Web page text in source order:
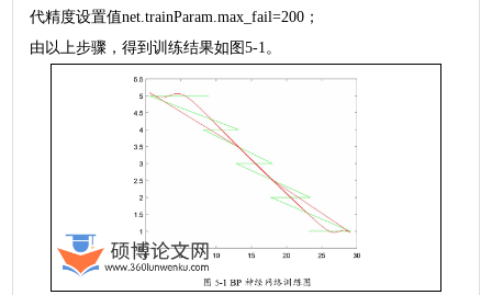
代精度设置值net.trainParam.max_fail=200；
由以上步骤，得到训练结果如图5-1。